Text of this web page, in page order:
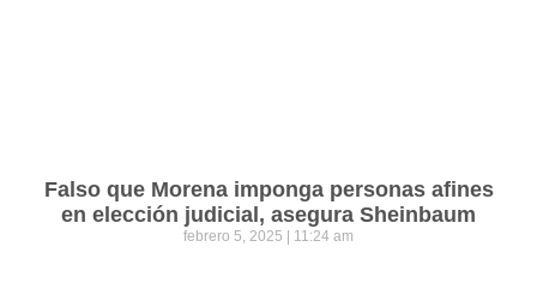
Falso que Morena imponga personas afines
en elección judicial, asegura Sheinbaum
febrero 5, 2025 11:24 am